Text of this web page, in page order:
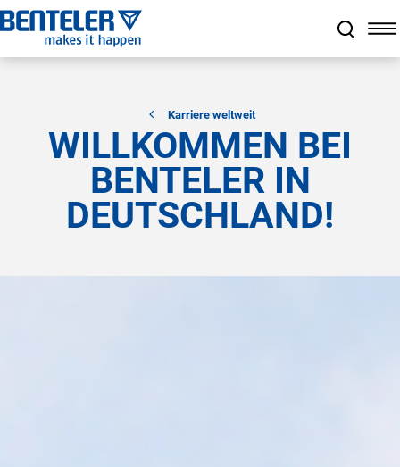
Zum Hauptinhalt springen
Zum Footer springen
Zum Ende der Navigation springen
Zum Beginn der Navigation springen
Karriere weltweit
WILLKOMMEN BEI
BENTELER IN
DEUTSCHLAND!